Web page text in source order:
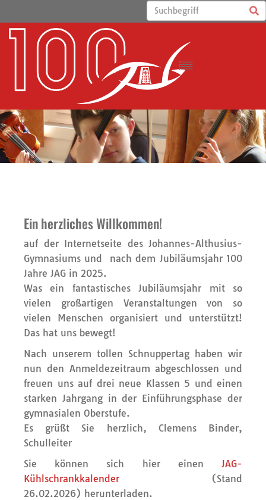
Ein herzliches Willkommen!
auf der Internetseite des Johannes-Althusius-
Gymnasiums und nach dem Jubiläumsjahr 100
Jahre JAG in 2025.
Was ein fantastisches Jubiläumsjahr mit so
vielen großartigen Veranstaltungen von so
vielen Menschen organisiert und unterstützt!
Das hat uns bewegt!
Nach unserem tollen Schnuppertag haben wir
nun den Anmeldezeitraum abgeschlossen und
freuen uns auf drei neue Klassen 5 und einen
starken Jahrgang in der Einführungsphase der
gymnasialen Oberstufe.
Es grüßt Sie herzlich, Clemens Binder,
Schulleiter
Sie können sich hier einen JAG-
Kühlschrankkalender (Stand
26.02.2026) herunterladen.